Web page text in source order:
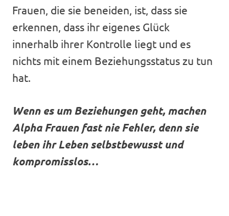
Frauen, die sie beneiden, ist, dass sie
erkennen, dass ihr eigenes Glück
innerhalb ihrer Kontrolle liegt und es
nichts mit einem Beziehungsstatus zu tun
hat.
Wenn es um Beziehungen geht, machen
Alpha Frauen fast nie Fehler, denn sie
leben ihr Leben selbstbewusst und
kompromisslos…